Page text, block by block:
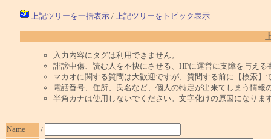
上記ツリーを一括表示/ 上記ツリーをトピック表示
入力内容にタグは利用できません。
誹謗中傷、読む人を不快にさせる、HPに運営に支障を与え
マカオに関する質問は大歓迎ですが、質問する前に【検索】
電話番号、住所、氏名など、個人の特定が出来てしまう情報
半角カナは使用しないでください。文字化けの原因になりま
Name
/